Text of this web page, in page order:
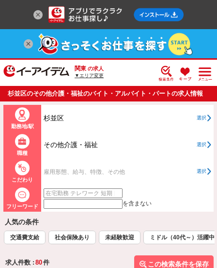
関東 の求人
▼エリア変更
杉並区のその他介護・福祉のバイト・アルバイト・パートの求人情報
一覧
勤務地/駅
杉並区 選択
職種
その他介護・福祉 選択
こだわり
雇用形態、給与、特徴、その他 選択
フリーワード を含まない
人気の条件
交通費支給 社会保険あり 未経験歓迎 ミドル（40代～）活躍中
求人件数 : 80件
この検索条件を保存